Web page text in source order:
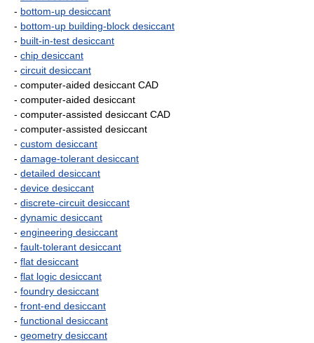
- bottom-up desiccant
- bottom-up building-block desiccant
- built-in-test desiccant
- chip desiccant
- circuit desiccant
- computer-aided desiccant CAD
- computer-aided desiccant
- computer-assisted desiccant CAD
- computer-assisted desiccant
- custom desiccant
- damage-tolerant desiccant
- detailed desiccant
- device desiccant
- discrete-circuit desiccant
- dynamic desiccant
- engineering desiccant
- fault-tolerant desiccant
- flat desiccant
- flat logic desiccant
- foundry desiccant
- front-end desiccant
- functional desiccant
- geometry desiccant